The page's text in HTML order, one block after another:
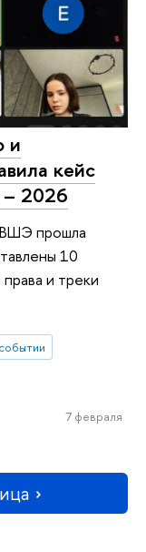
и
кейс
– 2026
прошла
10
и треки
7 февраля